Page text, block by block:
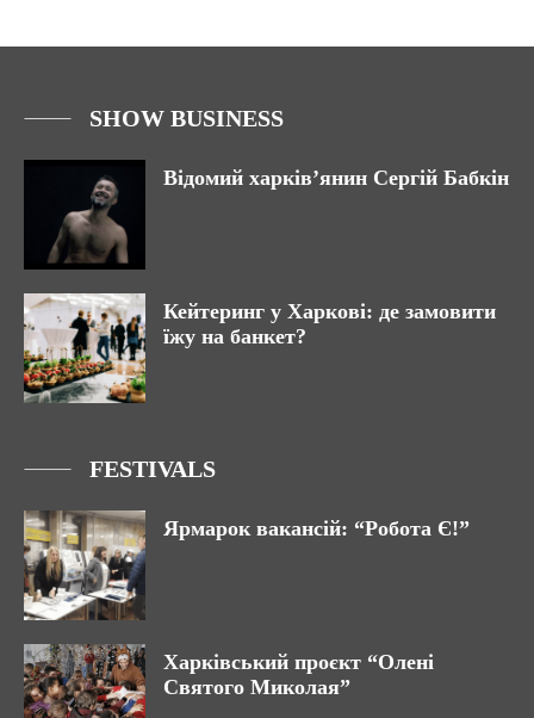
SHOW BUSINESS
Відомий харків’янин Сергій Бабкін
Кейтеринг у Харкові: де замовити
їжу на банкет?
FESTIVALS
Ярмарок вакансій: “Робота Є!”
Харківський проєкт “Олені
Святого Миколая”